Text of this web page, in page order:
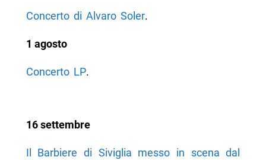
Concerto di Alvaro Soler.
1 agosto
Concerto LP.
16 settembre
Il Barbiere di Siviglia messo in scena dal